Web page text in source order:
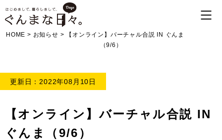
HOME > お知らせ >
【オンライン】バーチャル合説 IN ぐんま
（9/6）
更新日：2022年08月10日
【オンライン】バーチャル合説 IN
ぐんま（9/6）